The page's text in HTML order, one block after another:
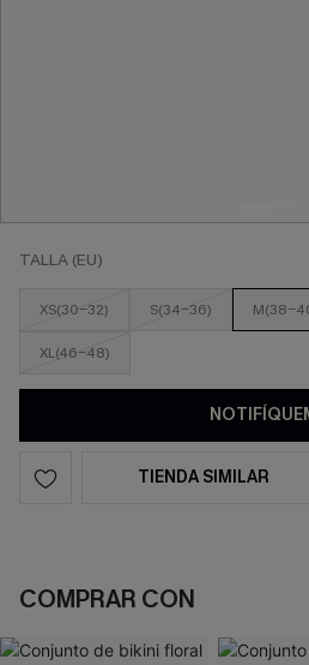
TALLA (EU)
XS(30-32) S(34-36) M(38-
XL(46-48)
TIENDA SIMILAR
COMPRAR CON